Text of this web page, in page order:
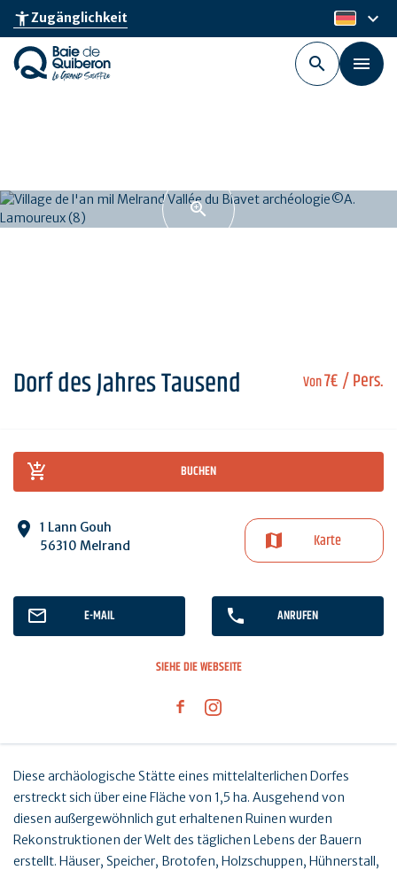
Skip
main
content
accessibility_newZugänglichkeit de
keyboard_arrow_down
Von7€/ Pers.
Dorf des Jahres Tausend
BUCHEN
1 Lann Gouh
56310 Melrand
Karte
E-MAIL ANRUFEN
SIEHE DIE WEBSEITE
Diese archäologische Stätte eines mittelalterlichen Dorfes
erstreckt sich über eine Fläche von 1,5 ha. Ausgehend von
diesen außergewöhnlich gut erhaltenen Ruinen wurden
Rekonstruktionen der Welt des täglichen Lebens der Bauern
erstellt. Häuser, Speicher, Brotofen, Holzschuppen, Hühnerstall,